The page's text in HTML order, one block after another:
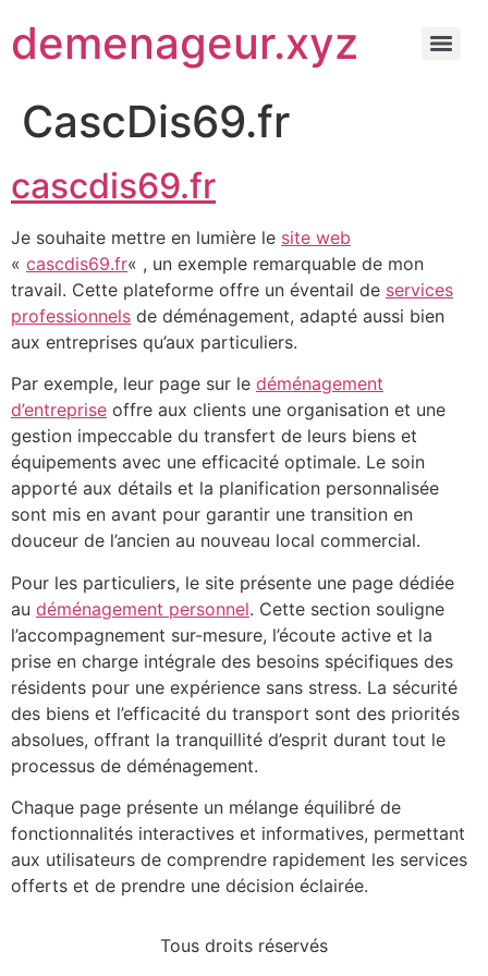
demenageur.xyz
CascDis69.fr
cascdis69.fr
Je souhaite mettre en lumière le site web
« cascdis69.fr« , un exemple remarquable de mon
travail. Cette plateforme offre un éventail de services
professionnels de déménagement, adapté aussi bien
aux entreprises qu’aux particuliers.
Par exemple, leur page sur le déménagement
d’entreprise offre aux clients une organisation et une
gestion impeccable du transfert de leurs biens et
équipements avec une efficacité optimale. Le soin
apporté aux détails et la planification personnalisée
sont mis en avant pour garantir une transition en
douceur de l’ancien au nouveau local commercial.
Pour les particuliers, le site présente une page dédiée
au déménagement personnel. Cette section souligne
l’accompagnement sur-mesure, l’écoute active et la
prise en charge intégrale des besoins spécifiques des
résidents pour une expérience sans stress. La sécurité
des biens et l’efficacité du transport sont des priorités
absolues, offrant la tranquillité d’esprit durant tout le
processus de déménagement.
Chaque page présente un mélange équilibré de
fonctionnalités interactives et informatives, permettant
aux utilisateurs de comprendre rapidement les services
offerts et de prendre une décision éclairée.
Tous droits réservés